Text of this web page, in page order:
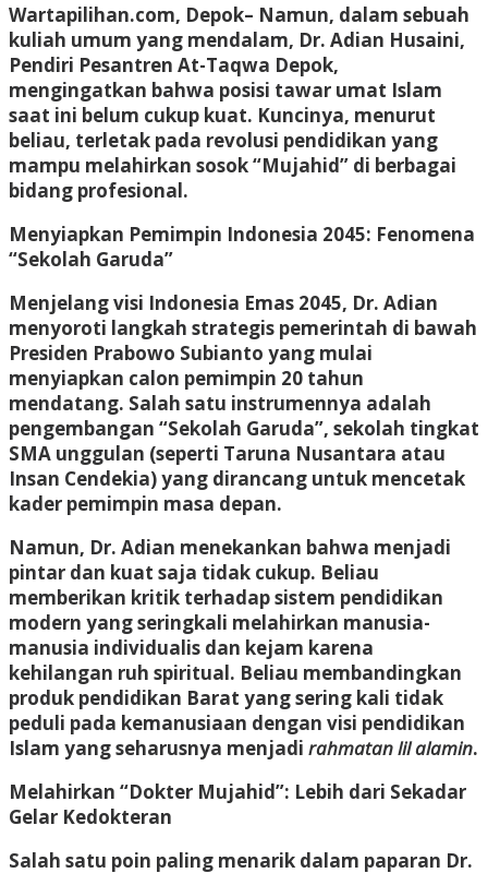
Wartapilihan.com, Depok– Namun, dalam sebuah
kuliah umum yang mendalam, Dr. Adian Husaini,
Pendiri Pesantren At-Taqwa Depok,
mengingatkan bahwa posisi tawar umat Islam
saat ini belum cukup kuat. Kuncinya, menurut
beliau, terletak pada revolusi pendidikan yang
mampu melahirkan sosok “Mujahid” di berbagai
bidang profesional.
Menyiapkan Pemimpin Indonesia 2045: Fenomena
“Sekolah Garuda”
Menjelang visi Indonesia Emas 2045, Dr. Adian
menyoroti langkah strategis pemerintah di bawah
Presiden Prabowo Subianto yang mulai
menyiapkan calon pemimpin 20 tahun
mendatang. Salah satu instrumennya adalah
pengembangan “Sekolah Garuda”, sekolah tingkat
SMA unggulan (seperti Taruna Nusantara atau
Insan Cendekia) yang dirancang untuk mencetak
kader pemimpin masa depan.
Namun, Dr. Adian menekankan bahwa menjadi
pintar dan kuat saja tidak cukup. Beliau
memberikan kritik terhadap sistem pendidikan
modern yang seringkali melahirkan manusia-
manusia individualis dan kejam karena
kehilangan ruh spiritual. Beliau membandingkan
produk pendidikan Barat yang sering kali tidak
peduli pada kemanusiaan dengan visi pendidikan
Islam yang seharusnya menjadi rahmatan lil alamin.
Melahirkan “Dokter Mujahid”: Lebih dari Sekadar
Gelar Kedokteran
Salah satu poin paling menarik dalam paparan Dr.